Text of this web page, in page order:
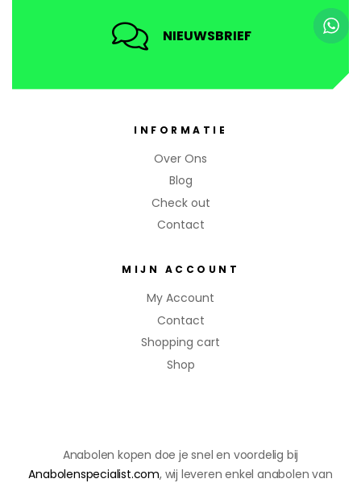
Anabolen kopen doe je snel en voordelig bij
Anabolenspecialist.com, wij leveren enkel anabolen van
NIEUWSBRIEF
INFORMATIE
Over Ons
Blog
Check out
Contact
MIJN ACCOUNT
My Account
Contact
Shopping cart
Shop